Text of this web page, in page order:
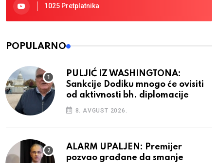
1025 Pretplatnika
POPULARNO
PULJIĆ IZ WASHINGTONA:
Sankcije Dodiku mnogo će ovisiti
od aktivnosti bh. diplomacije
8. AVGUST 2026.
ALARM UPALJEN: Premijer
pozvao građane da smanje